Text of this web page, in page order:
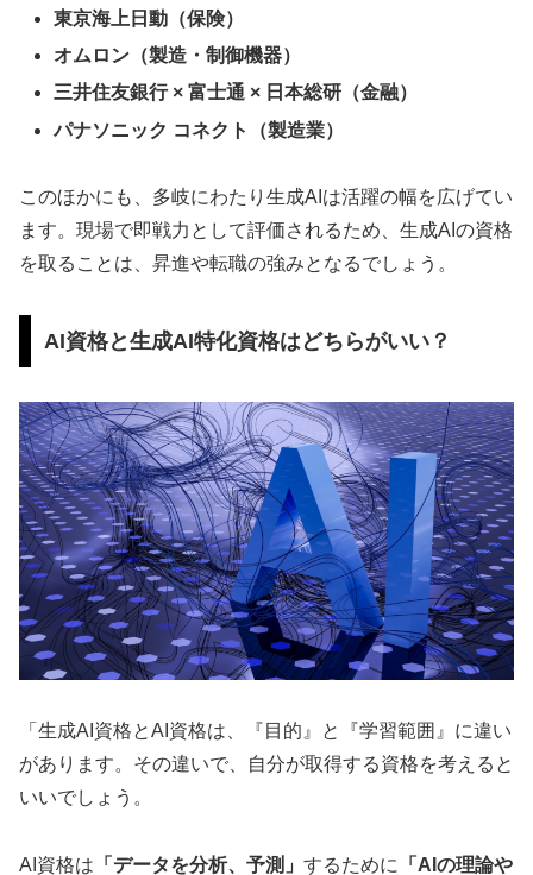
東京海上日動（保険）
オムロン（製造・制御機器）
三井住友銀行 × 富士通 × 日本総研（金融）
パナソニック コネクト（製造業）
このほかにも、多岐にわたり生成AIは活躍の幅を広げてい
ます。現場で即戦力として評価されるため、生成AIの資格
を取ることは、昇進や転職の強みとなるでしょう。
AI資格と生成AI特化資格はどちらがいい？
「生成AI資格とAI資格は、『目的』と『学習範囲』に違い
があります。その違いで、自分が取得する資格を考えると
いいでしょう。
AI資格は 「データを分析、予測」 するために
「AIの理論や